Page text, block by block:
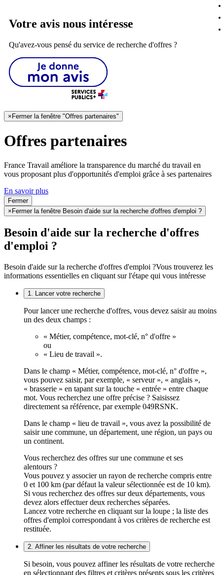
Votre avis nous intéresse
Qu'avez-vous pensé du service de recherche d'offres ?
× Fermer la fenêtre "Offres partenaires"
Offres partenaires
France Travail améliore la transparence du marché du travail en
vous proposant plus d'opportunités d'emploi grâce à ses partenaires
En savoir plus
Fermer
× Fermer la fenêtre Besoin d'aide sur la recherche d'offres d'emploi ?
Besoin d'aide sur la recherche d'offres
d'emploi ?
Besoin d'aide sur la recherche d'offres d'emploi ?Vous trouverez les
informations essentielles en cliquant sur l'étape qui vous intéresse
1. Lancer votre recherche
Pour lancer une recherche d'offres, vous devez saisir au moins
un des deux champs :
« Métier, compétence, mot-clé, n° d'offre »
ou
« Lieu de travail ».
Dans le champ « Métier, compétence, mot-clé, n° d'offre »,
vous pouvez saisir, par exemple, « serveur », « anglais »,
« brasserie » en tapant sur la touche « entrée » entre chaque
mot. Vous recherchez une offre précise ? Saisissez
directement sa référence, par exemple 049RSNK.
Dans le champ « lieu de travail », vous avez la possibilité de
saisir une commune, un département, une région, un pays ou
un continent.
Vous recherchez des offres sur une commune et ses
alentours ?
Vous pouvez y associer un rayon de recherche compris entre
0 et 100 km (par défaut la valeur sélectionnée est de 10 km).
Si vous recherchez des offres sur deux départements, vous
devez alors effectuer deux recherches séparées.
Lancez votre recherche en cliquant sur la loupe ; la liste des
offres d'emploi correspondant à vos critères de recherche est
restituée.
2. Affiner les résultats de votre recherche
Si besoin, vous pouvez affiner les résultats de votre recherche
en sélectionnant des filtres et critères présents sous les critères